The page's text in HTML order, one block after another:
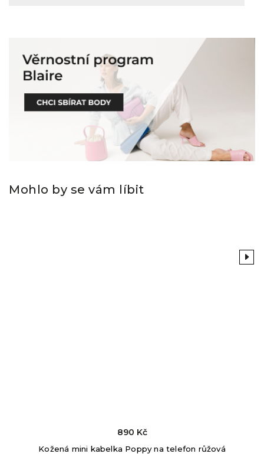
Mohlo by se vám líbit
Previous
Kožená mini kabelka Poppy na telefon růžová
890 Kč
Next